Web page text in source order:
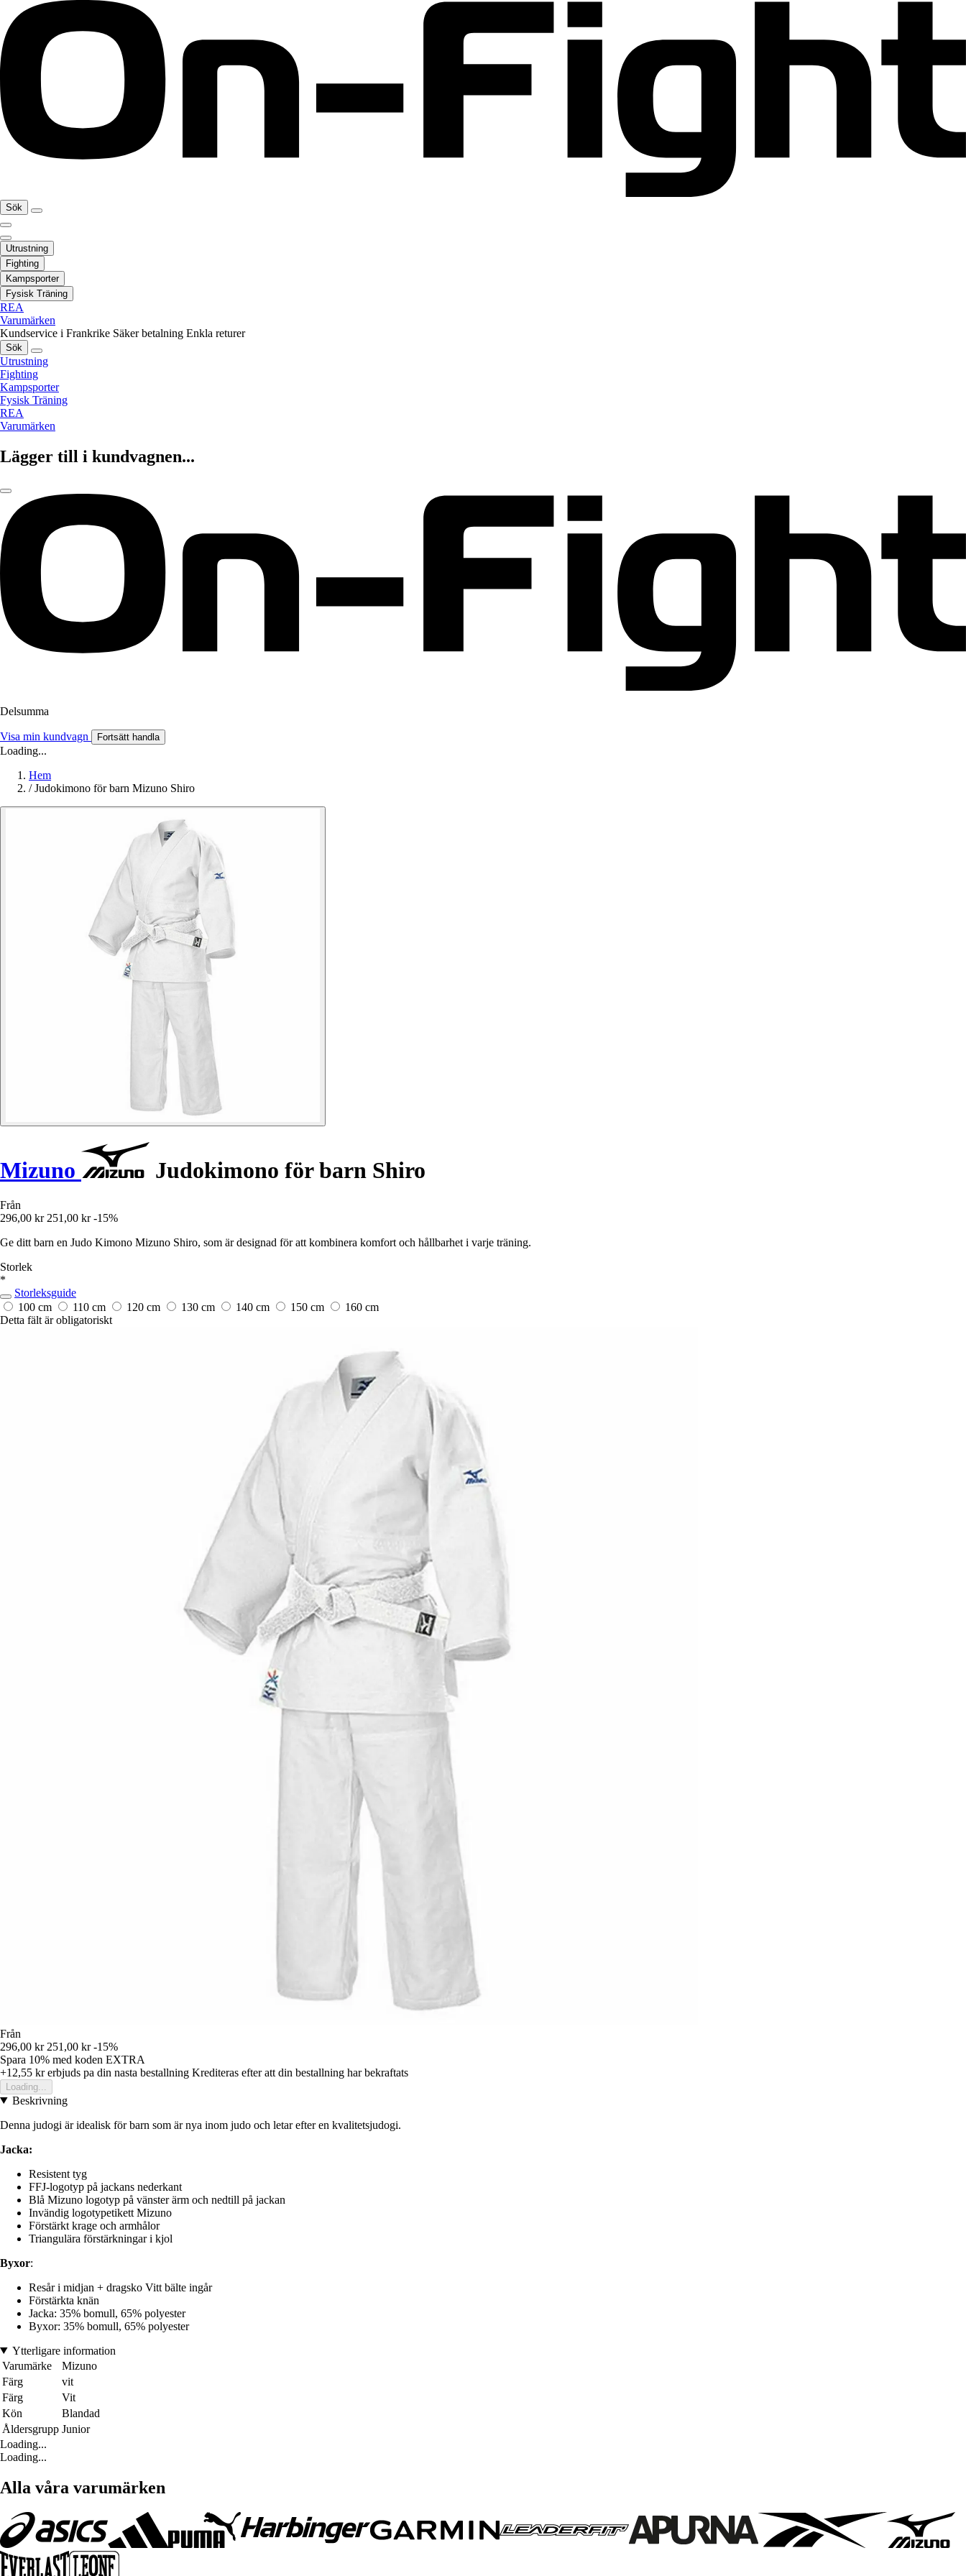
Sök
Utrustning
Fighting
Kampsporter
Fysisk Träning
REA
Varumärken
Kundservice i Frankrike Säker betalning Enkla returer
Sök
Utrustning
Fighting
Kampsporter
Fysisk Träning
REA
Varumärken
Lägger till i kundvagnen...
Delsumma
Visa min kundvagn Fortsätt handla
Loading...
Hem
/ Judokimono för barn Mizuno Shiro
Mizuno Judokimono för barn Shiro
Från
296,00 kr 251,00 kr -15%
Ge ditt barn en Judo Kimono Mizuno Shiro, som är designad för att kombinera komfort och hållbarhet i varje träning.
Storlek
*
Storleksguide
100 cm
110 cm 120 cm 130 cm 140 cm 150 cm
160 cm
Detta fält är obligatoriskt
Från
296,00 kr 251,00 kr -15%
Spara 10% med koden EXTRA
+12,55 krerbjuds pa din nasta bestallning Krediteras efter att din bestallning har bekraftats
Loading...
Beskrivning
Denna judogi är idealisk för barn som är nya inom judo och letar efter en kvalitetsjudogi.
Jacka:
Resistent tyg
FFJ-logotyp på jackans nederkant
Blå Mizuno logotyp på vänster ärm och nedtill på jackan
Invändig logotypetikett Mizuno
Förstärkt krage och armhålor
Triangulära förstärkningar i kjol
Byxor:
Resår i midjan + dragsko Vitt bälte ingår
Förstärkta knän
Jacka: 35% bomull, 65% polyester
Byxor: 35% bomull, 65% polyester
Ytterligare information
Varumärke
Mizuno
Färg
vit
Färg
Vit
Kön
Blandad
Åldersgrupp Junior
Loading...
Loading...
Alla våra varumärken